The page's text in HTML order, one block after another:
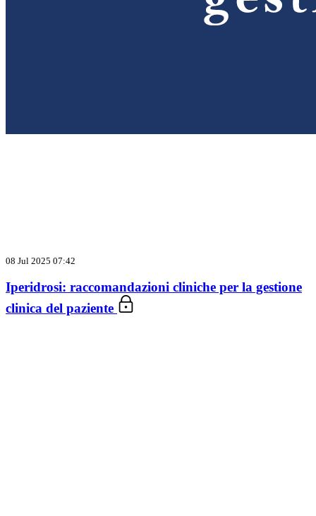
08 Jul 2025 07:42
Iperidrosi: raccomandazioni cliniche per la gestione
clinica del paziente